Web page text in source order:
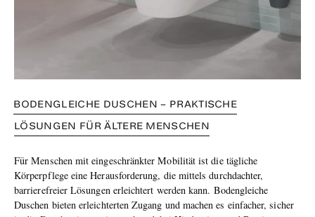
BODENGLEICHE DUSCHEN – PRAKTISCHE
LÖSUNGEN FÜR ÄLTERE MENSCHEN
Für Menschen mit eingeschränkter Mobilität ist die tägliche
Körperpflege eine Herausforderung, die mittels durchdachter,
barrierefreier Lösungen erleichtert werden kann. Bodengleiche
Duschen bieten erleichterten Zugang und machen es einfacher, sicher